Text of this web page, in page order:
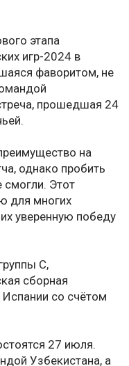
этапа
игр-2024 в
фаворитом, не
прошедшая 24
на
однако пробить
смогли. Этот
для многих
уверенную победу
С,
сборная
со счётом
27 июля.
Узбекистана, а